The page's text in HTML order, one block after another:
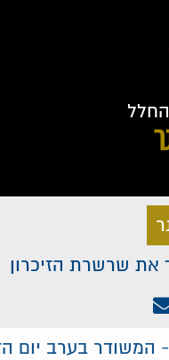
את שרשרת הזיכרון
בערב יום